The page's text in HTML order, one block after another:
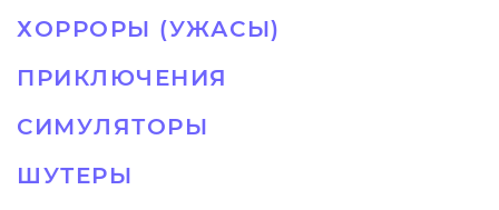
ХОРРОРЫ (УЖАСЫ)
ПРИКЛЮЧЕНИЯ
СИМУЛЯТОРЫ
ШУТЕРЫ